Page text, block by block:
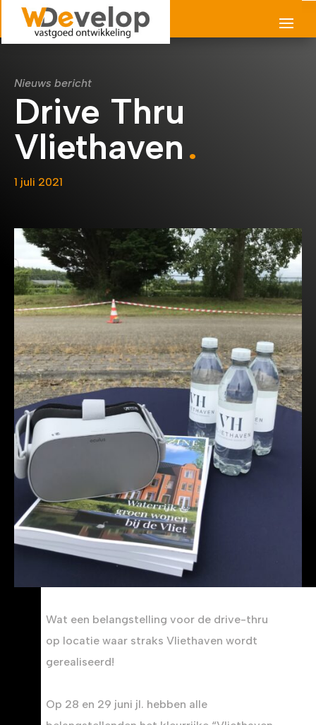
Nieuws bericht
Drive Thru
Vliethaven
1 juli 2021
Wat een belangstelling voor de drive-thru
op locatie waar straks Vliethaven wordt
gerealiseerd!
Op 28 en 29 juni jl. hebben alle